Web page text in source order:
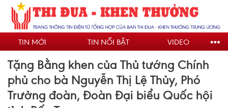
Nhảy
đến
nội
dungTIN MỚI TIN NỔI BẬT VIDEO
Tặng Bằng khen của Thủ tướng Chính
phủ cho bà Nguyễn Thị Lệ Thủy, Phó
Trưởng đoàn, Đoàn Đại biểu Quốc hội